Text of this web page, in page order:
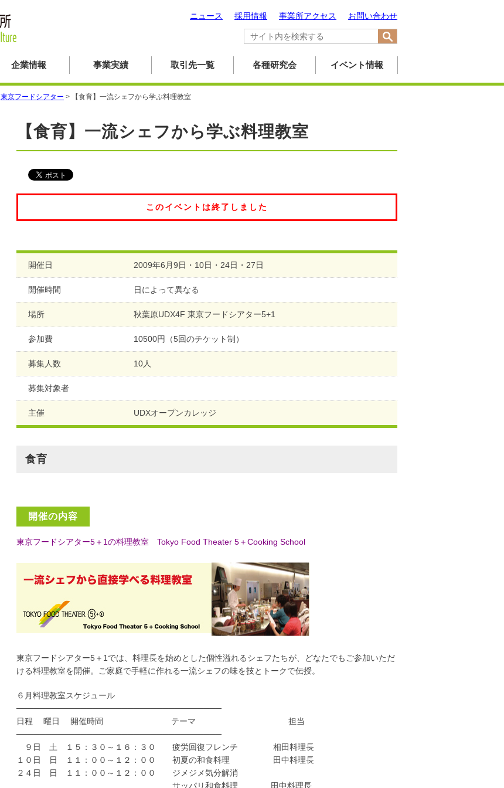
お問い合わせ
事業所アクセス
採用情報
ニュース
企業情報 事業実績 取引先一覧 各種研究会 イベント情報
東京フードシアター > 【食育】一流シェフから学ぶ料理教室
【食育】一流シェフから学ぶ料理教室
このイベントは終了しました
開催日 2009年6月9日・10日・24日・27日
開催時間 日によって異なる
場所 秋葉原UDX4F 東京フードシアター5+1
参加費 10500円（5回のチケット制）
募集人数 10人
募集対象者
主催 UDXオープンカレッジ
食育
開催の内容
東京フードシアター5＋1の料理教室 Tokyo Food Theater 5＋Cooking School
東京フードシアター5＋1では、料理長を始めとした個性溢れるシェフたちが、どなたでもご参加いただ
ける料理教室を開催。ご家庭で手軽に作れる一流シェフの味を技とトークで伝授。
６月料理教室スケジュール
───────────────────────────────────
日程 曜日 開催時間 テーマ 担当
───────────────────────────────────
９日 土 １５：３０～１６：３０ 疲労回復フレンチ 相田料理長
１０日 日 １１：００～１２：００ 初夏の和食料理 田中料理長
２４日 日 １１：００～１２：００ ジメジメ気分解消
サッパリ和食料理 田中料理長